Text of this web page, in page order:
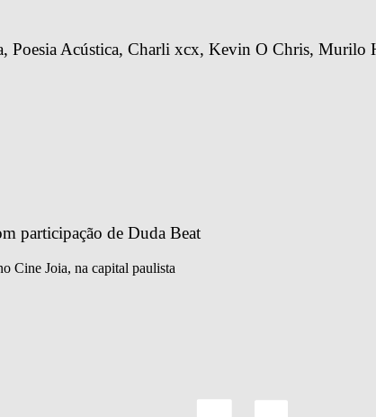
Poesia Acústica, Charli xcx, Kevin O Chris,
participação de Duda Beat
Cine Joia, na capital paulista